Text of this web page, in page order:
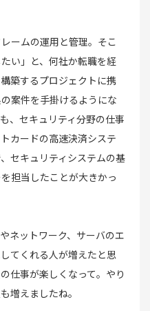
ームの運用と管理。そこ
い」と、何社か転職を経
築するプロジェクトに携
案件を手掛けるようにな
、セキュリティ分野の仕事
カードの高速決済システ
セキュリティシステムの基
担当したことが大きかっ
ネットワーク、サーバのエ
てくれる人が増えたと思
仕事が楽しくなって。やり
増えましたね。